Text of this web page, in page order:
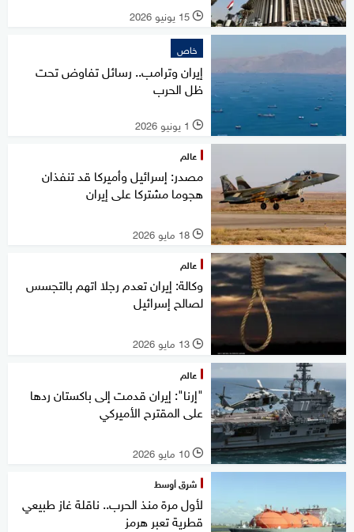
l 15 يونيو 2026
خاص
إيران وترامب.. رسائل تفاوض تحت
ظل الحرب
l 1 يونيو 2026
عالم
مصدر: إسرائيل وأميركا قد تنفذان
هجوما مشتركا على إيران
l 18 مايو 2026
عالم
وكالة: إيران تعدم رجلا اتهم بالتجسس
لصالح إسرائيل
l 13 مايو 2026
عالم
"إرنا": إيران قدمت إلى باكستان ردها
على المقترح الأميركي
l 10 مايو 2026
شرق أوسط
لأول مرة منذ الحرب.. ناقلة غاز طبيعي
قطرية تعبر هرمز